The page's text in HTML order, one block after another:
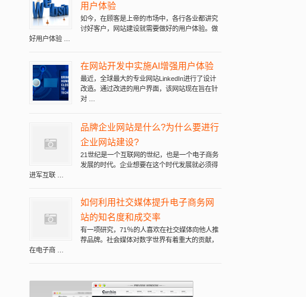
用户体验
如今，在顾客是上帝的市场中，各行各业都讲究
讨好客户，网站建设就需要做好的用户体验。做
好用户体验 …
在网站开发中实施AI增强用户体验
最近，全球最大的专业网站LinkedIn进行了设计
改造。通过改进的用户界面，该网站现在旨在针
对 …
品牌企业网站是什么?为什么要进行
企业网站建设?
21世纪是一个互联网的世纪，也是一个电子商务
发展的时代。企业想要在这个时代发展就必须得
进军互联 …
如何利用社交媒体提升电子商务网
站的知名度和成交率
有一项研究，71％的人喜欢在社交媒体向他人推
荐品牌。社会媒体对数字世界有着重大的贡献，
在电子商 …